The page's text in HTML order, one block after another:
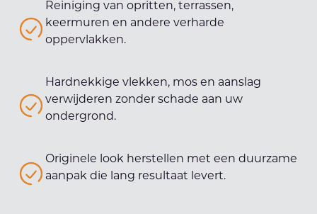
Reiniging van opritten, terrassen,
keermuren en andere verharde
oppervlakken.
Hardnekkige vlekken, mos en aanslag
verwijderen zonder schade aan uw
ondergrond.
Originele look herstellen met een duurzame
aanpak die lang resultaat levert.